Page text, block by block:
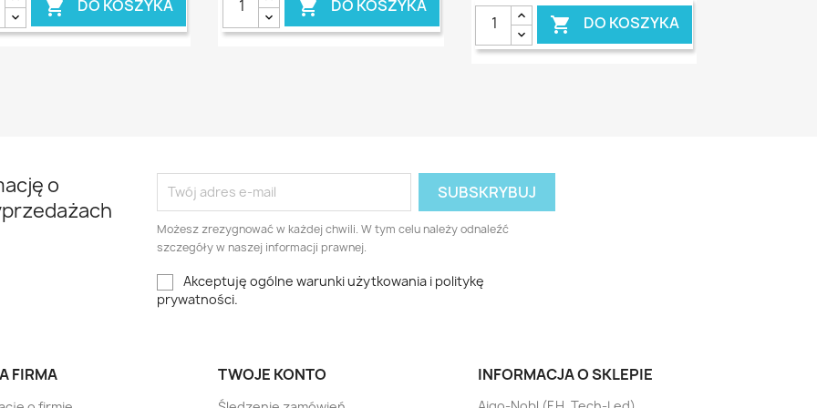
 DO KOSZYKA  DO KOSZYKA
 DO KOSZYKA
o
Możesz zrezygnować w każdej chwili. W tym celu należy odnaleźć
szczegóły w naszej informacji prawnej.
Akceptuję ogólne warunki użytkowania i politykę
prywatności.
FIRMA TWOJE KONTO INFORMACJA O SKLEPIE